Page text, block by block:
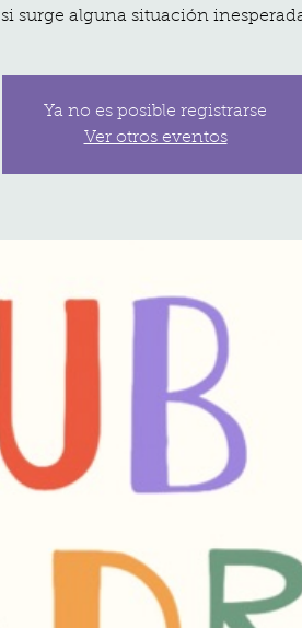
si surge alguna situación
Ya no es posible registrarse
Ver otros eventos